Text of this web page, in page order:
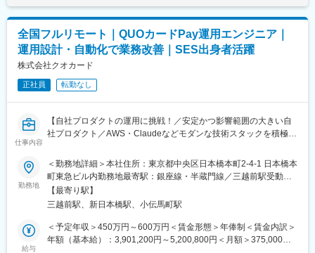
す。
変更の範囲：会社の定める業務
申請などの事務手続きはラボ専属の事務担当が担うことで、エン
ジニアは開発・運用など本質的な作業に集中できるようにしてい
ます。
■開発環境
・言語/フレームワーク：サーバーサイドKotlin /Spring Boot /jOOQ
/ReactJS/TypeScript /OpenAPI
・インフラ：AWS (ECS,Fargate,Aurora,RDS,ALB）/Terraform
/Docker
・DB：Aurora PostgreSQL
■ツール
・監視：Datadog /Sentry
・プロジェクト管理：Jira/ Backlog
・生成AI：Claude/Claude code/Gemini/ChatGPT
＜魅力＞
■働き方
でも目安の金額であり、選考を通じて上下する可能性がありま
す。月給(月額)は固定手当を含めた表記です。
全国フルリモート｜QUOカードPay運用エンジニア｜
運用設計・自動化で業務改善｜SES出身者活躍
株式会社クオカード
正社員 転勤なし
仕事内容
【自社プロダクトの運用に挑戦！／安定かつ影響範囲の大きい自
社プロダクト／AWS・Claudeなどモダンな技術スタックを積極採
★専任の事務担当が在籍しており、本質的なエンジニア業務に集
中できる環境／指示待ちの運用業務ではなく、運用設計や改善に
主体的に関われるポジションです★
■職務内容
デジタルギフト「QUOカードPay」の運用エンジニアとして、監
視・障害対応から運用設計・自動化まで一貫してお任せします。
勤務地
＜勤務地詳細＞本社住所：東京都中央区日本橋本町2-4-1 日本橋本
町東急ビル内勤務地最寄駅：銀座線・半蔵門線／三越前駅受動喫
煙対策：屋内全面禁煙変更の範囲：会社の定める事業所（リモー
トワーク含む）
【最寄り駅】
三越前駅、新日本橋駅、小伝馬町駅
給与
＜予定年収＞450万円～600万円＜賃金形態＞年俸制＜賃金内訳＞
年額（基本給）：3,901,200円～5,200,800円＜月額＞375,000円